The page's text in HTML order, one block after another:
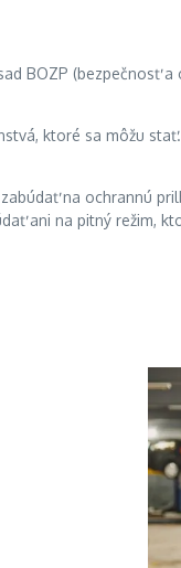
BOZP (bezpečnosť
ktoré sa môžu
na ochrannú
ani na pitný režim,